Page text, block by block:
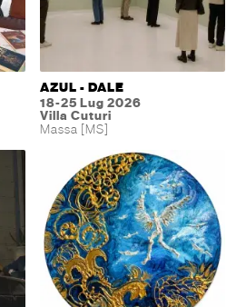
AZUL - DALE
18-25 Lug 2026
Villa Cuturi
Massa [MS]